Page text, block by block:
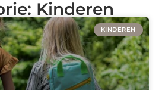
Kinderen
KINDEREN